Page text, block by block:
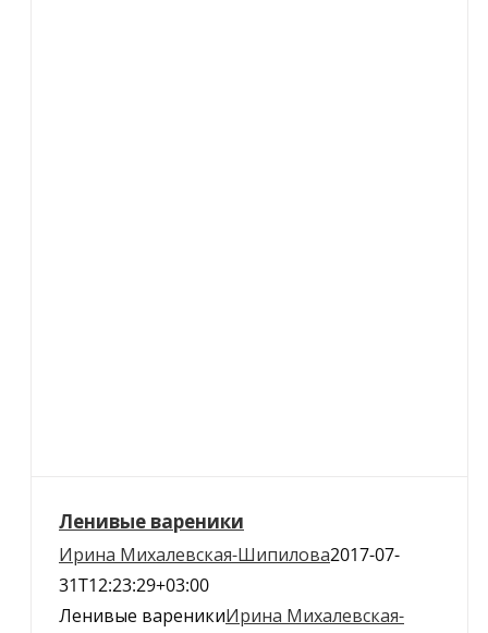
Ленивые вареники
Ирина Михалевская-Шипилова2017-07-
31T12:23:29+03:00
Ленивые вареникиИрина Михалевская-